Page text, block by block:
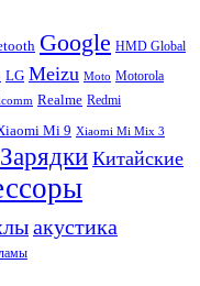
Google HMD Global
LG Meizu Moto Motorola
Realme Redmi
Mi 9 Xiaomi Mi Mix 3
Зарядки Китайские
акустика